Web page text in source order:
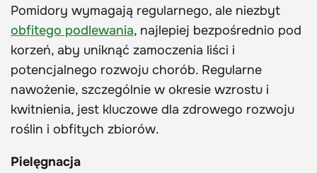
Pomidory wymagają regularnego, ale niezbyt
obfitego podlewania, najlepiej bezpośrednio pod
korzeń, aby uniknąć zamoczenia liści i
potencjalnego rozwoju chorób. Regularne
nawożenie, szczególnie w okresie wzrostu i
kwitnienia, jest kluczowe dla zdrowego rozwoju
roślin i obfitych zbiorów.
Pielęgnacja